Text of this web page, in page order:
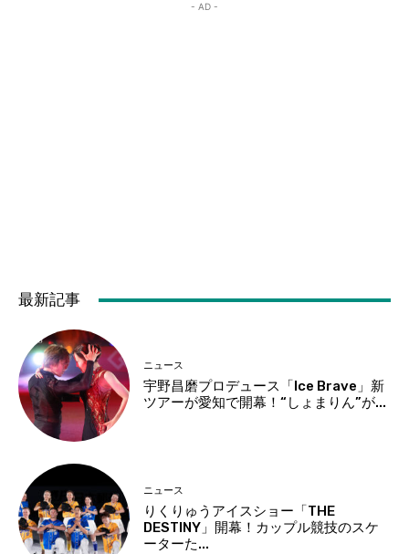
- AD -
最新記事
ニュース
宇野昌磨プロデュース「Ice Brave」新
ツアーが愛知で開幕！“しょまりん”が...
ニュース
りくりゅうアイスショー「THE
DESTINY」開幕！カップル競技のスケ
ーターた...